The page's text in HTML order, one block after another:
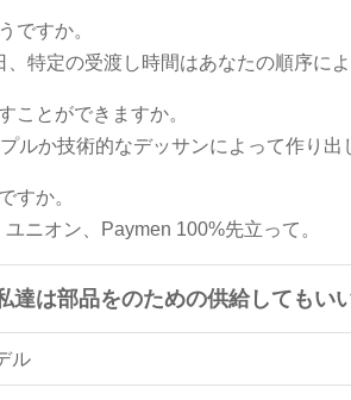
ですか。
特定の受渡し時間はあなたの順序によ
ことができますか。
ルか技術的なデッサンによって作り出
すか。
ニオン、Paymen 100%先立って。
達は部品をのための供給してもい
ル